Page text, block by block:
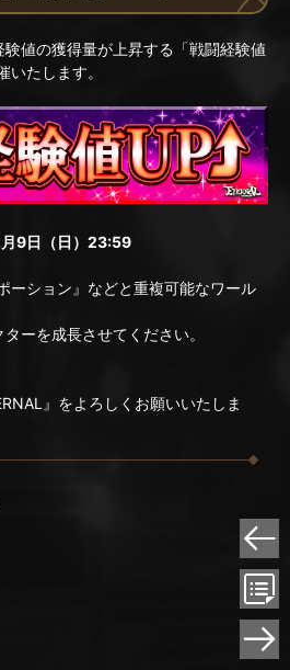
値の獲得量が上昇する「戦闘経験値
たします。
9日（日）23:59
ーション』などと重複可能なワール
ーを成長させてください。
』をよろしくお願いいたしま